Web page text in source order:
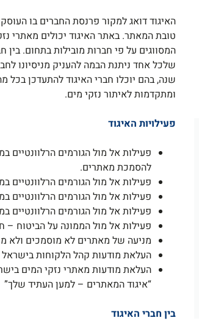
האיגוד דואג למקור פרנסת החברים בו
טובת המאתר. באתר האיגוד יכולים מאתרי
המסווגים על פי חברות מובילות בתחום. בין
שלכל אחד ניתנת הבמה להעניק מניסיונו
שנה, בהם יוכלו חברי האיגוד להתעדכן בכל
ומתקדמות לאיתור נזקי מים.
פעילויות האיגוד
פעילות אל מול הגורמים
להסמכת מאתרים.
פעילות אל מול הגורמים
פעילות אל מול הגורמים
פעילות אל מול הגורמים
פעילות אל מול הממונה על הביטוח –
מניעה של מאתרים לא מוסמכים ולא
העלאת מודעות קהל הלקוחות
העלאת מודעות מאתרי נזקי המים
“איגוד המאתרים – למען העתיד שלך”
בין חברי האיגוד